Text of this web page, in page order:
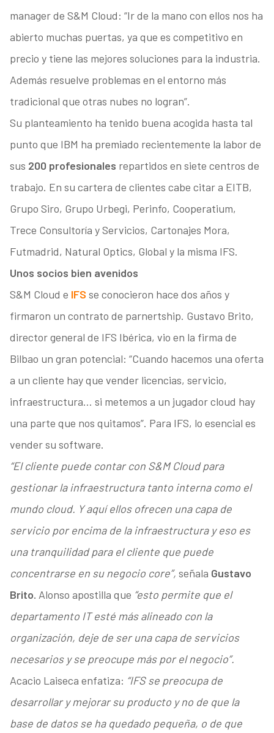
manager de S&M Cloud: “Ir de la mano con ellos nos ha
abierto muchas puertas, ya que es competitivo en
precio y tiene las mejores soluciones para la industria.
Además resuelve problemas en el entorno más
tradicional que otras nubes no logran”.
Su planteamiento ha tenido buena acogida hasta tal
punto que IBM ha premiado recientemente la labor de
sus 200 profesionales repartidos en siete centros de
trabajo. En su cartera de clientes cabe citar a EITB,
Grupo Siro, Grupo Urbegi, Perinfo, Cooperatium,
Trece Consultoría y Servicios, Cartonajes Mora,
Futmadrid, Natural Optics, Global y la misma IFS.
Unos socios bien avenidos
S&M Cloud e IFS se conocieron hace dos años y
firmaron un contrato de parnertship. Gustavo Brito,
director general de IFS Ibérica, vio en la firma de
Bilbao un gran potencial: “Cuando hacemos una oferta
a un cliente hay que vender licencias, servicio,
infraestructura… si metemos a un jugador cloud hay
una parte que nos quitamos”. Para IFS, lo esencial es
vender su software.
“El cliente puede contar con S&M Cloud para
gestionar la infraestructura tanto interna como el
mundo cloud. Y aquí ellos ofrecen una capa de
servicio por encima de la infraestructura y eso es
una tranquilidad para el cliente que puede
concentrarse en su negocio core”, señala Gustavo
Brito. Alonso apostilla que “esto permite que el
departamento IT esté más alineado con la
organización, deje de ser una capa de servicios
necesarios y se preocupe más por el negocio”.
Acacio Laiseca enfatiza: “IFS se preocupa de
desarrollar y mejorar su producto y no de que la
base de datos se ha quedado pequeña, o de que